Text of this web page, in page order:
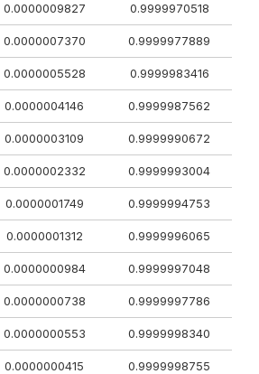
0.0000009827 0.9999970518
0.0000007370 0.9999977889
0.0000005528 0.9999983416
0.0000004146 0.9999987562
0.0000003109 0.9999990672
0.0000002332 0.9999993004
0.0000001749 0.9999994753
0.0000001312 0.9999996065
0.0000000984 0.9999997048
0.0000000738 0.9999997786
0.0000000553 0.9999998340
0.0000000415 0.9999998755